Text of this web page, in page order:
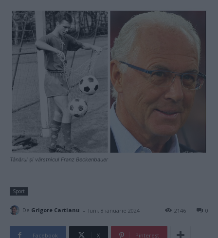
Tânărul și vârstnicul Franz Beckenbauer
Sport
De Grigore Cartianu - luni, 8 ianuarie 2024 0
2146
Facebook X Pinterest